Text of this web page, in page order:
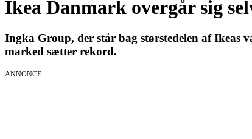
Ikea Danmark overgår sig
Ingka Group, der står bag størstedelen af Ikeas
marked sætter rekord.
ANNONCE